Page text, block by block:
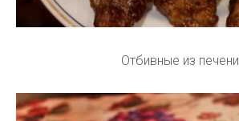
Отбивные из печени